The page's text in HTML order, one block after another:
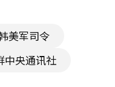
美军司令
中央通讯社